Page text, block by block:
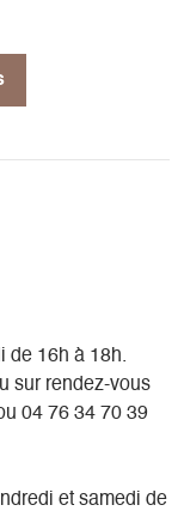
est libre, des
Ses huiles et
le quotidien, le
et ses environs.
peintures d’ici
des photos,
de 16h à 18h.
sur rendez-vous
04 76 34 70 39
et samedi de